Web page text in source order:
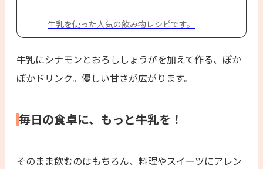
牛乳を使った人気の飲み物レシピです。
牛乳にシナモンとおろししょうがを加えて作る、ぽか
ぽかドリンク。優しい甘さが広がります。
毎日の食卓に、もっと牛乳を！
そのまま飲むのはもちろん、料理やスイーツにアレン